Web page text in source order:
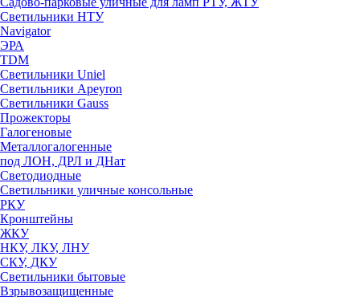
Светильники НТУ
Navigator
ЭРА
TDM
Светильники Uniel
Светильники Apeyron
Светильники Gauss
Прожекторы
Галогеновые
Металлогалогенные
под ЛОН, ДРЛ и ДНат
Светодиодные
Светильники уличные консольные
РКУ
Кронштейны
ЖКУ
НКУ, ЛКУ, ЛНУ
СКУ, ДКУ
Светильники бытовые
Взрывозащищенные